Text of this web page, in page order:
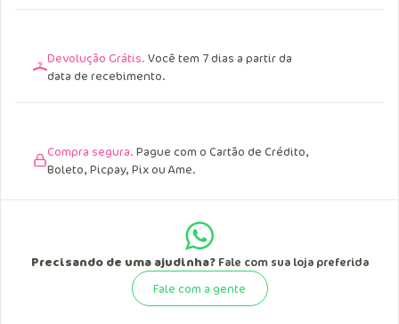
Devolução Grátis. Você tem 7 dias a partir da
data de recebimento.
Compra segura. Pague com o Cartão de Crédito,
Boleto, Picpay, Pix ou Ame.
Precisando de uma ajudinha?Fale com sua loja preferida
Fale com a gente